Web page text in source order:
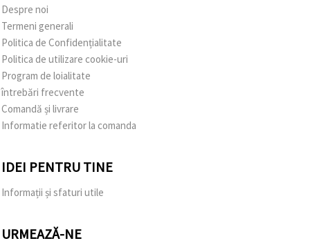
Despre noi
Termeni generali
Politica de Confidențialitate
Politica de utilizare cookie-uri
Program de loialitate
întrebări frecvente
Comandă și livrare
Informatie referitor la comanda
IDEI PENTRU TINE
Informații și sfaturi utile
URMEAZĂ-NE